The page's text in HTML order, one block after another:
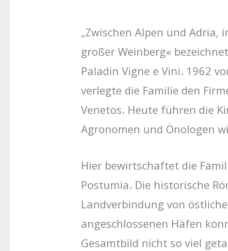
„Zwischen Alpen und Adria,
großer Weinberg«
Paladin Vigne e Vini. 1962
verlegte die Familie den
Venetos. Heute führen die
Agronomen und Önologen
Hier bewirtschaftet die
Postumia. Die historische
Landverbindung von
angeschlossenen Häfen
Gesamtbild nicht so viel